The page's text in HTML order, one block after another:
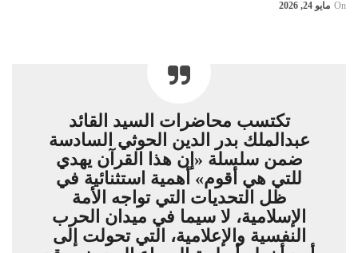
On مايو 24, 2026
تكتسب محاضرات السيد القائد
عبدالملك بدر الدين الحوثي السادسة
ضمن سلسلة «إن هذا القرآن يهدي
للتي هي أقوم» أهمية استثنائية في
ظل التحديات التي تواجه الأمة
الإسلامية، لا سيما في ميدان الحرب
النفسية والإعلامية، التي تحولت إلى